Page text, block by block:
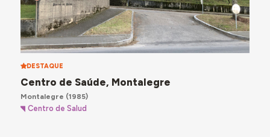
DESTAQUE
Centro de Saúde, Montalegre
Montalegre (1985)
Centro de Salud